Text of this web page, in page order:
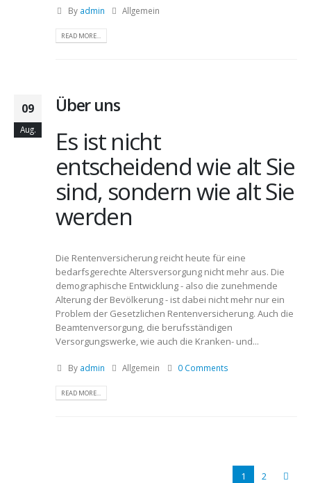
By admin Allgemein
READ MORE...
09
Aug.
Über uns
Es ist nicht
entscheidend wie alt Sie
sind, sondern wie alt Sie
werden
Die Rentenversicherung reicht heute für eine
bedarfsgerechte Altersversorgung nicht mehr aus. Die
demographische Entwicklung - also die zunehmende
Alterung der Bevölkerung - ist dabei nicht mehr nur ein
Problem der Gesetzlichen Rentenversicherung. Auch die
Beamtenversorgung, die berufsständigen
Versorgungswerke, wie auch die Kranken- und...
By admin Allgemein 0 Comments
READ MORE...
1 2